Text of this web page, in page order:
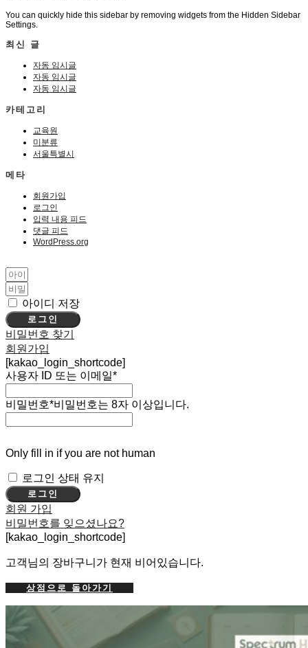
You can quickly hide this sidebar by removing widgets from the Hidden Sidebar
Settings.
최신 글
자동 임시글
자동 임시글
자동 임시글
카테고리
교육원
미분류
서울특별시
메타
회원가입
로그인
입력 내용 피드
댓글 피드
WordPress.org
아이디 저장
로그인
비밀번호 찾기
회원가입
[kakao_login_shortcode]
사용자 ID 또는 이메일*
비밀번호*비밀번호는 8자 이상입니다.
Only fill in if you are not human
로그인 상태 유지
회원 가입
비밀번호를 잊으셨나요?
[kakao_login_shortcode]
고객님의 장바구니가 현재 비어있습니다.
상점으로 돌아가기